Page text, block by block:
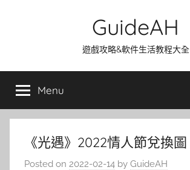
GuideAH
遊戲攻略&軟件生活教程大全
Menu
《光遇》2022情人節兌換圖
Posted on 2022-02-14 by GuideAH